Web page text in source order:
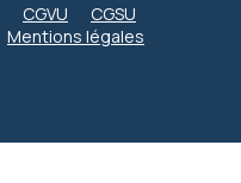
CGVU
CGSU
Mentions légales